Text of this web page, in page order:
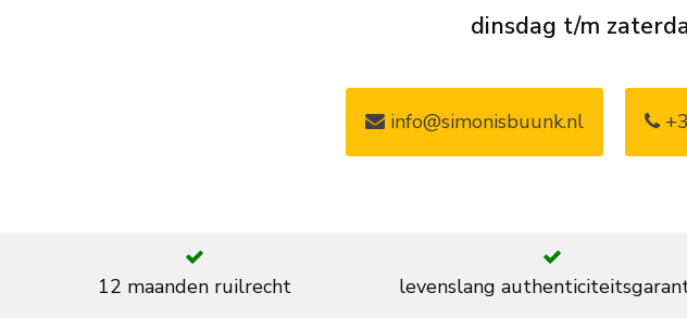
dinsdag t/m
info@simonisbuunk.nl
12 maanden ruilrecht levenslang